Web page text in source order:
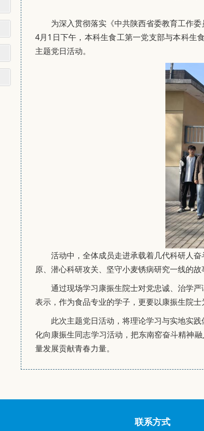
为深入贯彻落实《中共陕西省委教育工作
4月1日下午，本科生食工第一党支部与本科生
主题党日活动。
活动中，全体成员走进承载着几代科研人
原、潜心科研攻关、坚守小麦锈病研究一线的故
通过现场学习康振生院士对党忠诚、治学
表示，作为食品专业的学子，更要以康振生院
此次主题党日活动，将理论学习与实地实
化向康振生同志学习活动，把东南窑奋斗精神
量发展贡献青春力量。
联系方式